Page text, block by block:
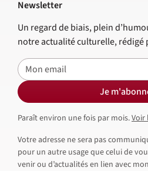
Newsletter
Un regard de biais, plein
notre actualité culturelle, rédigé
E-mail
Je
Paraît environ une fois par mois.Voir
Votre adresse ne sera pas
pour un autre usage que celui de
venir ou d’actualités en lien avec